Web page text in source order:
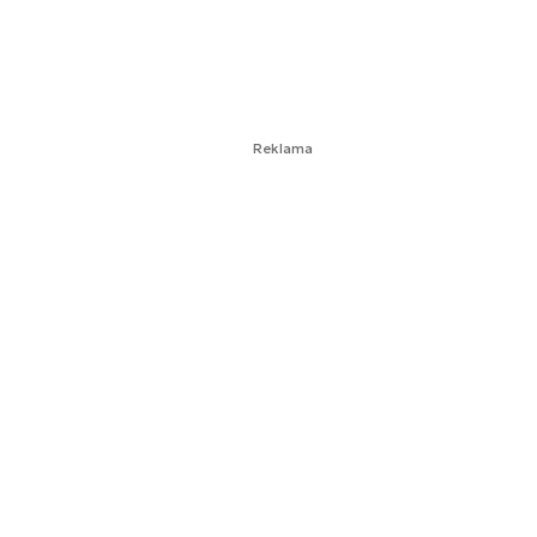
Reklama